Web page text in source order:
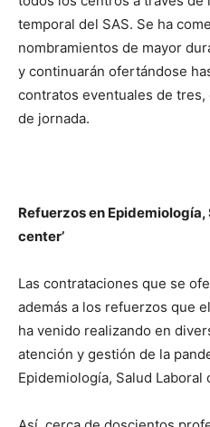
temporal del SAS. Se ha
nombramientos de mayor
y continuarán ofertándose
contratos eventuales de
de jornada.
Refuerzos en Epidemiología,
center’
Las contrataciones que se
además a los refuerzos que
ha venido realizando en
atención y gestión de la
Epidemiología, Salud